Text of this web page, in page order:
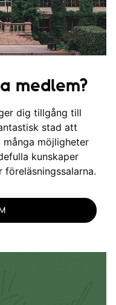
medlem?
dig tillgång till
stad att
möjligheter
kunskaper